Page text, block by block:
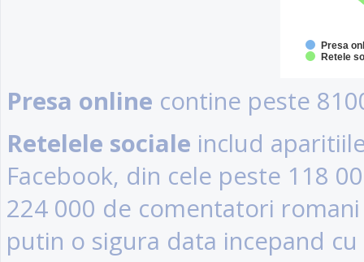
Presa
Retele
Presa online contine peste
Retelele sociale includ
Facebook, din cele peste 118
224 000 de comentatori
putin o sigura data incepand